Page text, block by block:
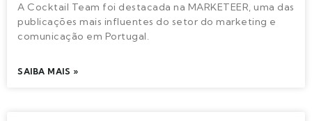
A Cocktail Team foi destacada na MARKETEER, uma das
publicações mais influentes do setor do marketing e
comunicação em Portugal.
SAIBA MAIS »